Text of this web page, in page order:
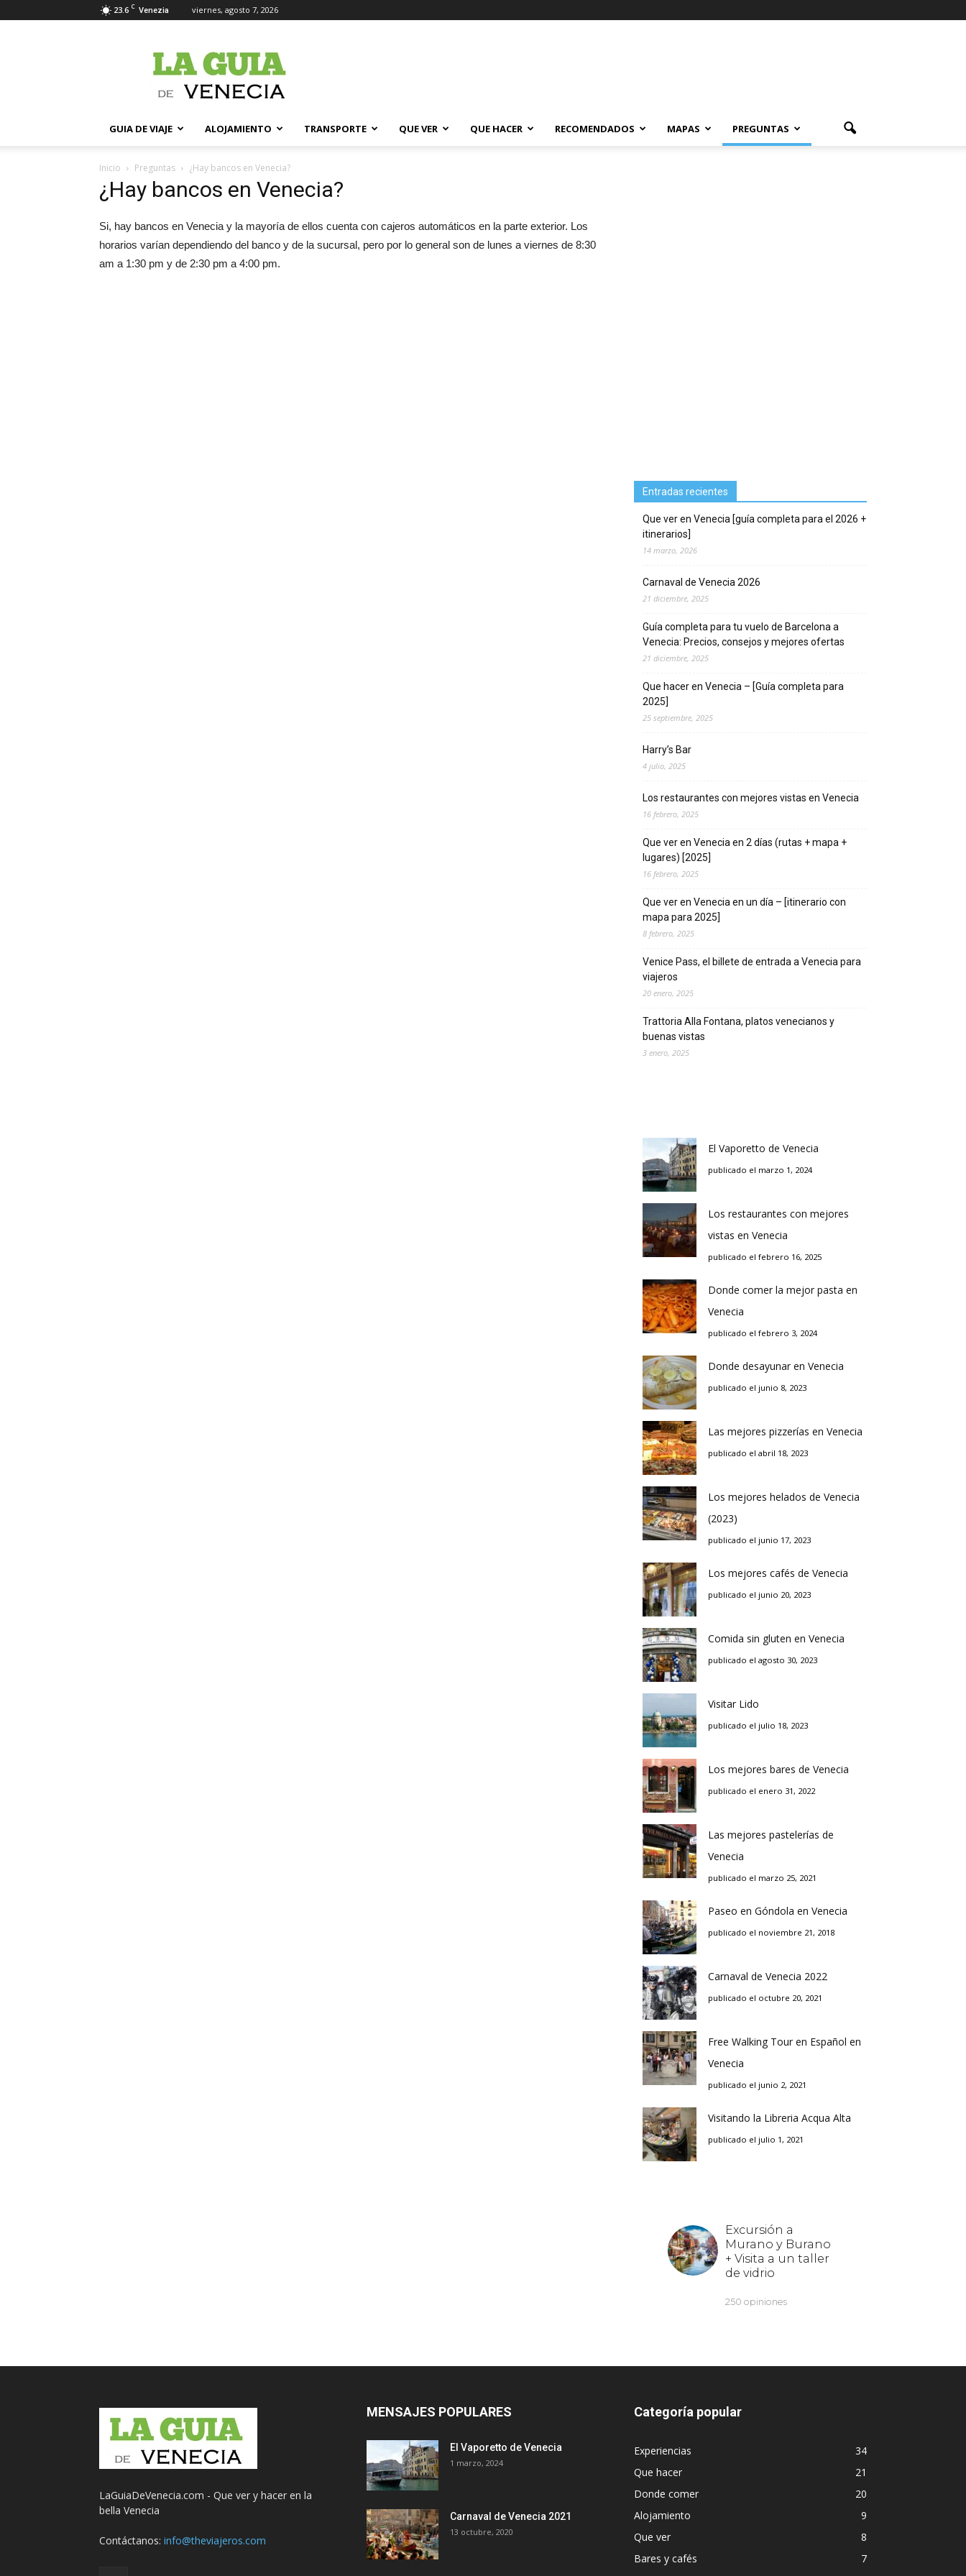
23.6 C Venezia viernes, agosto 7, 2026
Guia
Venecia
GUIA DE VIAJE ALOJAMIENTO TRANSPORTE QUE VER QUE HACER RECOMENDADOS MAPAS PREGUNTAS
Inicio Preguntas ¿Hay bancos en Venecia?
¿Hay bancos en Venecia?
Si, hay bancos en Venecia y la mayoría de ellos cuenta con cajeros automáticos en la parte exterior. Los
horarios varían dependiendo del banco y de la sucursal, pero por lo general son de lunes a viernes de 8:30
am a 1:30 pm y de 2:30 pm a 4:00 pm.
Entradas recientes
Que ver en Venecia [guía completa para el 2026 +
itinerarios]
14 marzo, 2026
Carnaval de Venecia 2026
21 diciembre, 2025
Guía completa para tu vuelo de Barcelona a
Venecia: Precios, consejos y mejores ofertas
21 diciembre, 2025
Que hacer en Venecia – [Guía completa para
2025]
25 septiembre, 2025
Harry’s Bar
4 julio, 2025
Los restaurantes con mejores vistas en Venecia
16 febrero, 2025
Que ver en Venecia en 2 días (rutas + mapa +
lugares) [2025]
16 febrero, 2025
Que ver en Venecia en un día – [itinerario con
mapa para 2025]
8 febrero, 2025
Venice Pass, el billete de entrada a Venecia para
viajeros
20 enero, 2025
Trattoria Alla Fontana, platos venecianos y
buenas vistas
3 enero, 2025
El Vaporetto de Venecia
publicado el marzo 1, 2024
Los restaurantes con mejores
vistas en Venecia
publicado el febrero 16, 2025
Donde comer la mejor pasta en
Venecia
publicado el febrero 3, 2024
Donde desayunar en Venecia
publicado el junio 8, 2023
Las mejores pizzerías en Venecia
publicado el abril 18, 2023
Los mejores helados de Venecia
(2023)
publicado el junio 17, 2023
Los mejores cafés de Venecia
publicado el junio 20, 2023
Comida sin gluten en Venecia
publicado el agosto 30, 2023
Visitar Lido
publicado el julio 18, 2023
Los mejores bares de Venecia
publicado el enero 31, 2022
Las mejores pastelerías de
Venecia
publicado el marzo 25, 2021
Paseo en Góndola en Venecia
publicado el noviembre 21, 2018
Carnaval de Venecia 2022
publicado el octubre 20, 2021
Free Walking Tour en Español en
Venecia
publicado el junio 2, 2021
Visitando la Libreria Acqua Alta
publicado el julio 1, 2021
LaGuiaDeVenecia.com - Que ver y hacer en la
bella Venecia
Contáctanos: info@theviajeros.com
MENSAJES POPULARES
El Vaporetto de Venecia
1 marzo, 2024
Carnaval de Venecia 2021
13 octubre, 2020
Categoría popular
Experiencias
34
Que hacer
21
Donde comer
20
Alojamiento
9
Que ver
8
Bares y cafés
7